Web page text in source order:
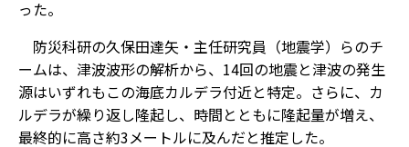
った。
防災科研の久保田達矢・主任研究員（地震学）らのチ
ームは、津波波形の解析から、14回の地震と津波の発生
源はいずれもこの海底カルデラ付近と特定。さらに、カ
ルデラが繰り返し隆起し、時間とともに隆起量が増え、
最終的に高さ約3メートルに及んだと推定した。